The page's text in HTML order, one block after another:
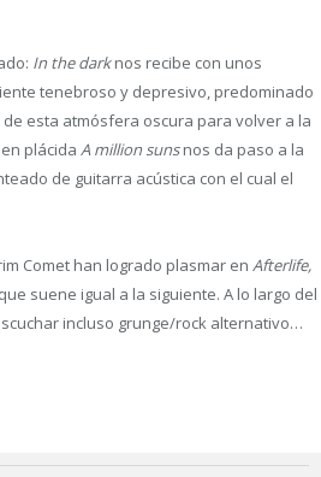
In the darknos recibe con unos
tenebroso y depresivo, predominado
esta atmósfera oscura para volver a la
plácida A million sunsnos da paso a la
de guitarra acústica con el cual el
Comet han logrado plasmar en Afterlife,
suene igual a la siguiente. A lo largo del
incluso grunge/rock alternativo…